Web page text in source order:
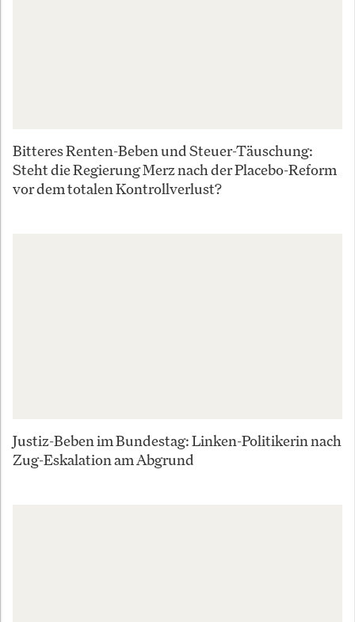
Bitteres Renten-Beben und Steuer-Täuschung:
Steht die Regierung Merz nach der Placebo-Reform
vor dem totalen Kontrollverlust?
Justiz-Beben im Bundestag: Linken-Politikerin nach
Zug-Eskalation am Abgrund